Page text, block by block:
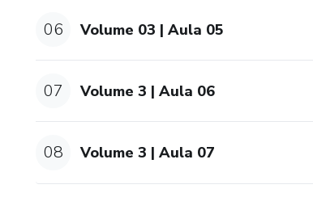
06 Volume 03 | Aula 05
07 Volume 3 | Aula 06
08 Volume 3 | Aula 07